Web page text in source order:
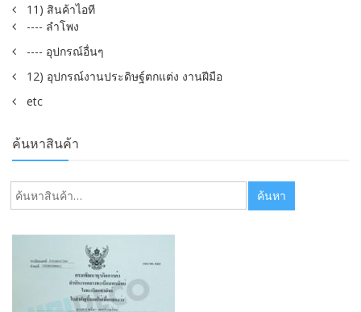
11) สินค้าไอที
---- ลำโพง
---- อุปกรณ์อื่นๆ
12) อุปกรณ์งานประดิษฐ์ตกแต่ง งานฝีมือ
etc
ค้นหาสินค้า
ค้นหา: ค้นหา